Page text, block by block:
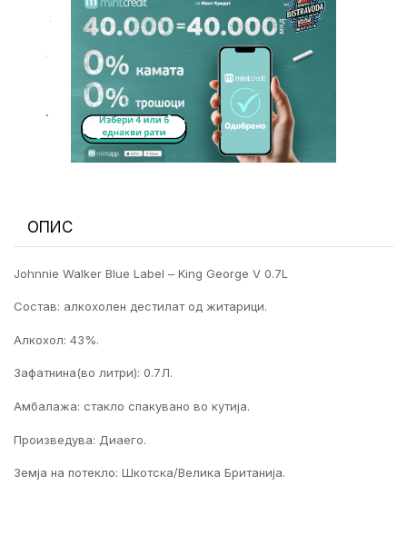
.
.
.
ОПИС
Johnnie Walker Blue Label – King George V 0.7L
Состав: алкохолен дестилат од житарици.
Алкохол: 43%.
Зафатнина(во литри): 0.7Л.
Амбалажа: стакло спакувано во кутија.
Произведува: Диаего.
Земја на потекло: Шкотска/Велика Британија.